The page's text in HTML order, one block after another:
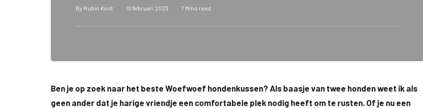
By Rubin Koot 10 februari 2023 7 Mins read
Ben je op zoek naar het beste Woefwoef hondenkussen? Als baasje van twee honden weet ik als
geen ander dat je harige vriendje een comfortabele plek nodig heeft om te rusten. Of je nu een